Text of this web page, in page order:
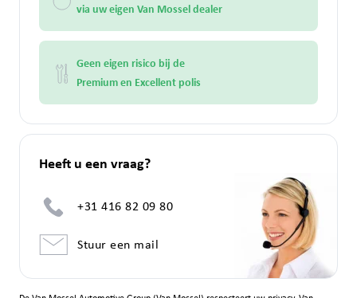
via uw eigen Van Mossel dealer
Geen eigen risico bij de
Premium en Excellent polis
Heeft u een vraag?
+31 416 82 09 80
Stuur een mail